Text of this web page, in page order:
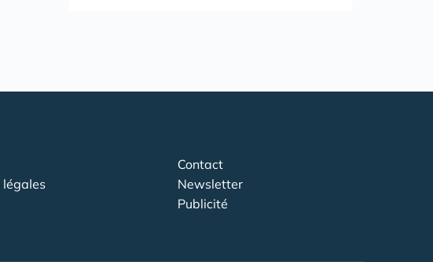
légales
Contact
Newsletter
Publicité